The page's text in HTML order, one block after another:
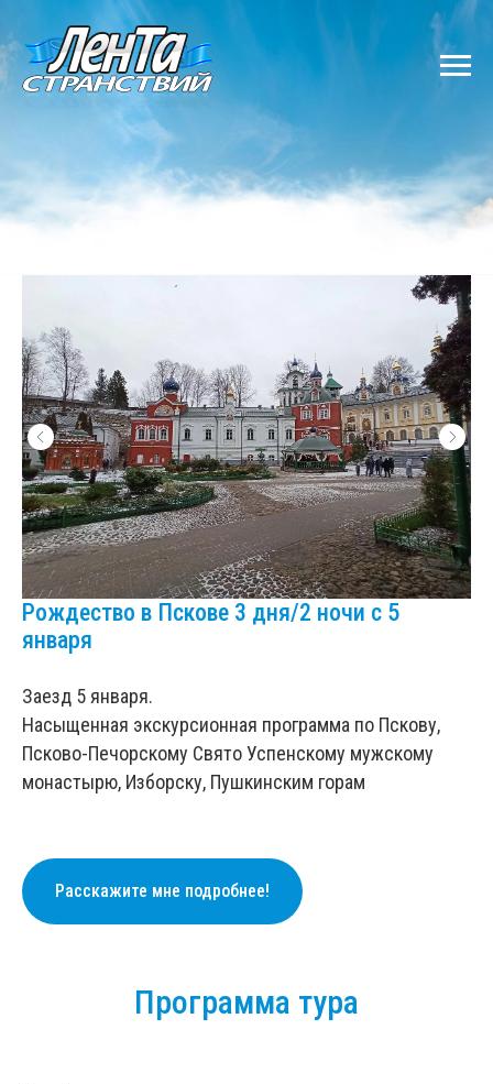
Рождество в Пскове 3 дня/2 ночи с 5
января
Заезд 5 января.
Насыщенная экскурсионная программа по Пскову,
Псково-Печорскому Свято Успенскому мужскому
монастырю, Изборску, Пушкинским горам
Расскажите мне подробнее!
Программа тура